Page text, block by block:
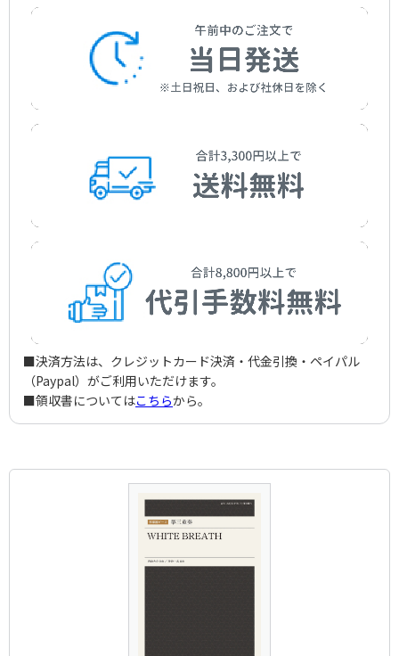
T.M.Revolution
■決済方法は、クレジットカード決済・代金引換・ペイパル
（Paypal）がご利用いただけます。
■領収書についてはこちらから。